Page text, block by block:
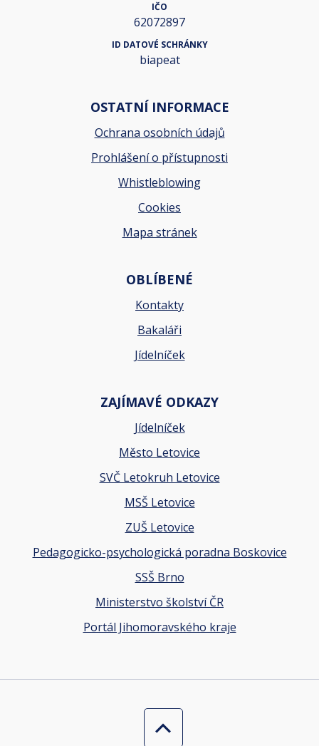
IČO
62072897
ID DATOVÉ SCHRÁNKY
biapeat
OSTATNÍ INFORMACE
Ochrana osobních údajů
Prohlášení o přístupnosti
Whistleblowing
Cookies
Mapa stránek
OBLÍBENÉ
Kontakty
Bakaláři
Jídelníček
ZAJÍMAVÉ ODKAZY
Jídelníček
Město Letovice
SVČ Letokruh Letovice
MSŠ Letovice
ZUŠ Letovice
Pedagogicko-psychologická poradna Boskovice
SSŠ Brno
Ministerstvo školství ČR
Portál Jihomoravského kraje